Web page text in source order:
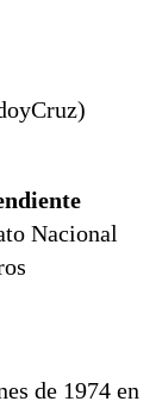
Nacional
de 1974 en